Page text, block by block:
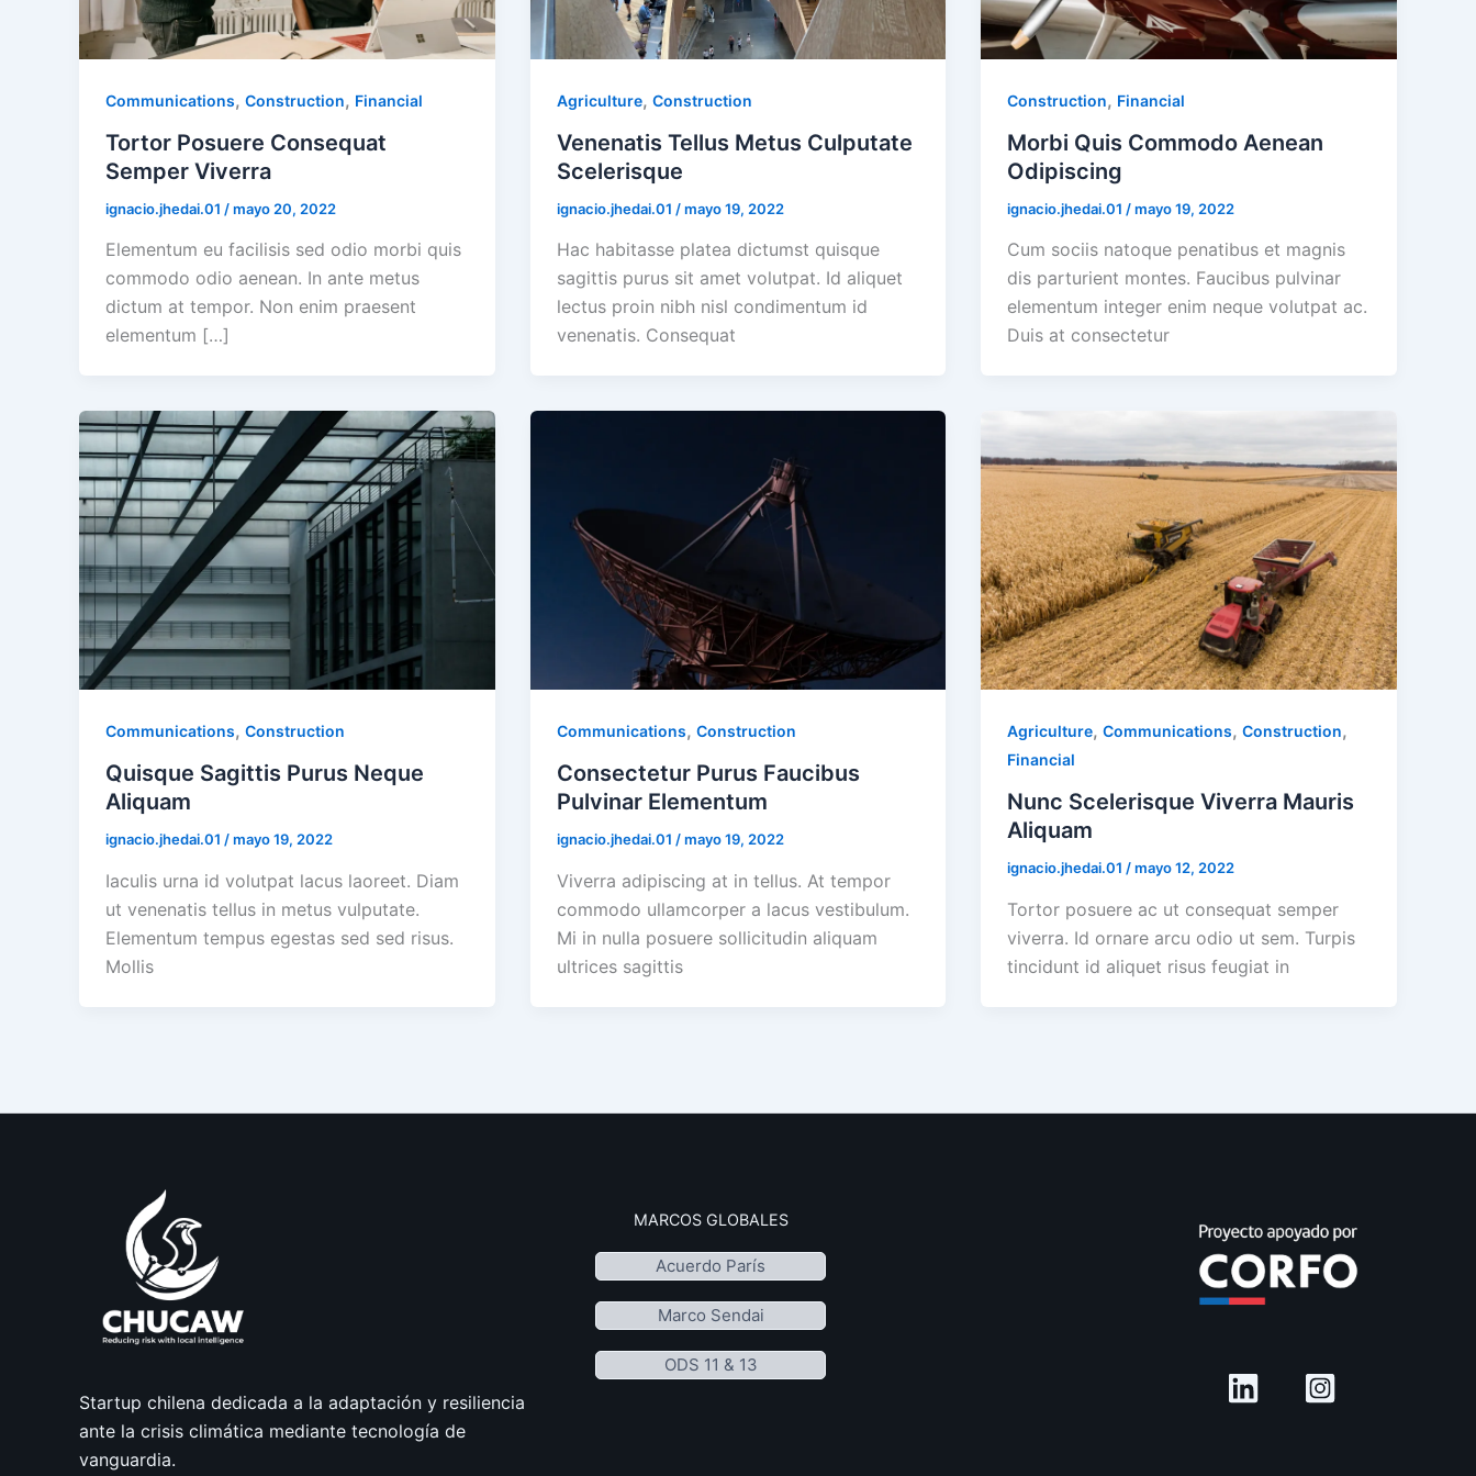
Communications, Construction, Financial
Tortor Posuere Consequat
Semper Viverra
ignacio.jhedai.01 /mayo 20, 2022
Elementum eu facilisis sed odio morbi quis
commodo odio aenean. In ante metus
dictum at tempor. Non enim praesent
elementum […]
Agriculture, Construction
Venenatis Tellus Metus Culputate
Scelerisque
ignacio.jhedai.01 /mayo 19, 2022
Hac habitasse platea dictumst quisque
sagittis purus sit amet volutpat. Id aliquet
lectus proin nibh nisl condimentum id
venenatis. Consequat
Construction, Financial
Morbi Quis Commodo Aenean
Odipiscing
ignacio.jhedai.01 /mayo 19, 2022
Cum sociis natoque penatibus et magnis
dis parturient montes. Faucibus pulvinar
elementum integer enim neque volutpat ac.
Duis at consectetur
Communications, Construction
Quisque Sagittis Purus Neque
Aliquam
ignacio.jhedai.01 /mayo 19, 2022
Iaculis urna id volutpat lacus laoreet. Diam
ut venenatis tellus in metus vulputate.
Elementum tempus egestas sed sed risus.
Mollis
Communications, Construction
Consectetur Purus Faucibus
Pulvinar Elementum
ignacio.jhedai.01 /mayo 19, 2022
Viverra adipiscing at in tellus. At tempor
commodo ullamcorper a lacus vestibulum.
Mi in nulla posuere sollicitudin aliquam
ultrices sagittis
Agriculture,Communications,Construction,
Financial
Nunc Scelerisque Viverra Mauris
Aliquam
ignacio.jhedai.01 /mayo 12, 2022
Tortor posuere ac ut consequat semper
viverra. Id ornare arcu odio ut sem. Turpis
tincidunt id aliquet risus feugiat in
Startup chilena dedicada a la adaptación y resiliencia
ante la crisis climática mediante tecnología de
vanguardia.
MARCOS GLOBALES
Acuerdo París
Marco Sendai
ODS 11 & 13